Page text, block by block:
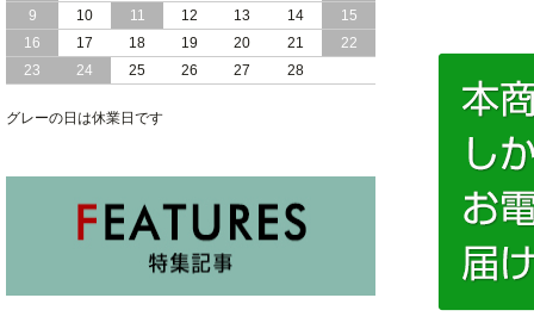
2024/10/17
日本製 コンパクト な ショートサイズ
跳ね上げ 収納 ベッド 横開き ヘッドボ
ード無し
ード 跳ね上げ式 大容量 収納 ベッド
9
10 11 12 13 14
15
16
17 18 19 20 21
22
23
24 25 26 27 28
グレーの日は休業日です